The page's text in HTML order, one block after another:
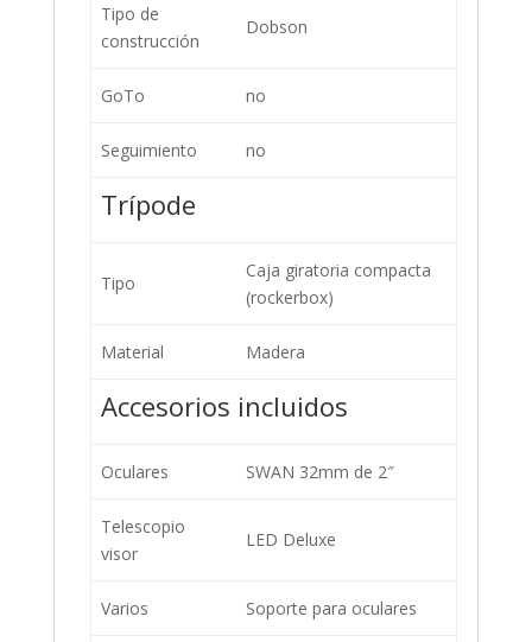
Tipo de
construcción
Dobson
GoTo no
Seguimiento no
Trípode
Tipo
Caja giratoria compacta
(rockerbox)
Material Madera
Accesorios incluidos
Oculares SWAN 32mm de 2″
Telescopio
visor
LED Deluxe
Varios Soporte para oculares